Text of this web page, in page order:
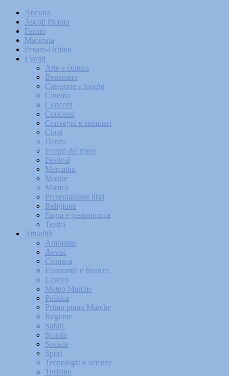
Ancona
Ascoli Piceno
Fermo
Macerata
Pesaro-Urbino
Eventi
Arte e cultura
Benessere
Categorie e luoghi
Cinema
Concerti
Concorsi
Convegni e seminari
Corsi
Danza
Eventi del mese
Festival
Mercatini
Mostre
Musica
Presentazione libri
Religione
Sagra e gastronomia
Teatro
Attualità
Ambiente
Avvisi
Cronaca
Economia e finanza
Lavoro
Meteo Marche
Politica
Primo piano Marche
Regione
Salute
Scuola
Sociale
Sport
Tecnologia e scienze
Turismo